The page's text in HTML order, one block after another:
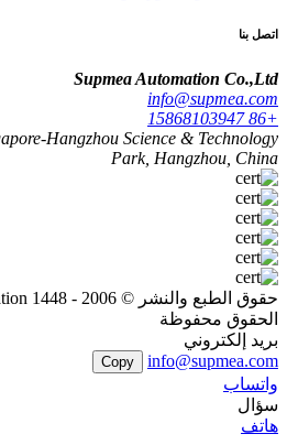
اتصل بنا
Supmea Automation Co.,Ltd
info@supmea.com
+86 15868103947
Hangzhou Science & Technology
Park, Hangzhou, China
الحقوق محفوظة
بريد إلكتروني
info@supmea.com
Copy
واتساب
سؤال
هاتف